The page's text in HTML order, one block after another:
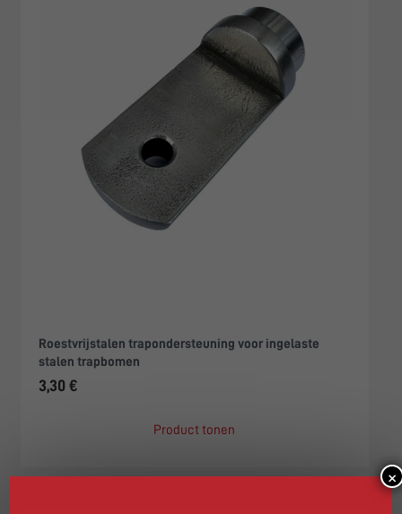
Roestvrijstalen trapondersteuning voor ingelaste
stalen trapbomen
3,30 €
Product tonen
×